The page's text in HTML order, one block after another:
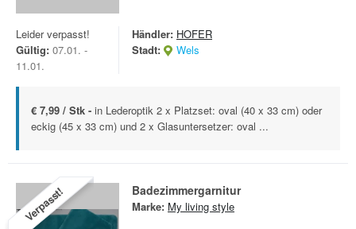
Leider verpasst!
Gültig: 07.01. -
11.01.
Händler: HOFER
Stadt:
Wels
€ 7,99 / Stk - in Lederoptik 2 x Platzset: oval (40 x 33 cm) oder
eckig (45 x 33 cm) und 2 x Glasuntersetzer: oval ...
Verpasst! Badezimmergarnitur
Marke: My living style